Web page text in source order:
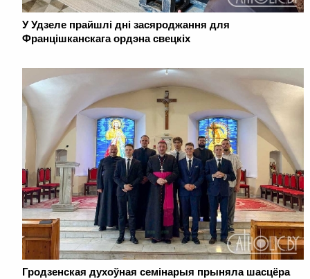
У Удзеле прайшлі дні засяроджання для
Францішканскага ордэна свецкіх
Гродзенская духоўная семінарыя прыняла шасцёра